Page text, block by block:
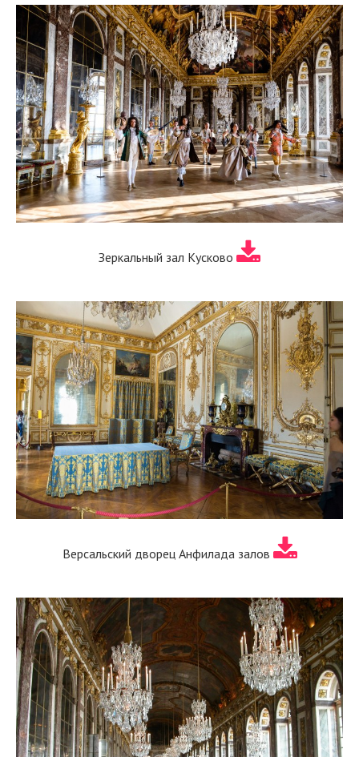
Зеркальный зал Кусково
Версальский дворец Анфилада залов